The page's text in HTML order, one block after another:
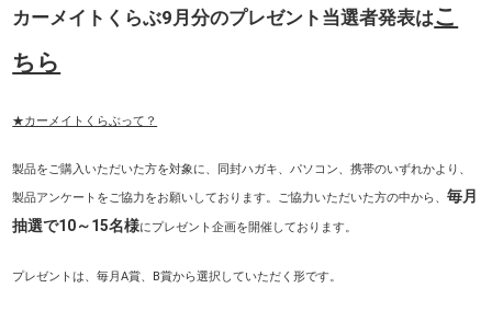
カーメイトくらぶ9月分のプレゼント当選者発表はこ
ちら
★カーメイトくらぶって？
製品をご購入いただいた方を対象に、同封ハガキ、パソコン、携帯のいずれかより、
製品アンケートをご協力をお願いしております。ご協力いただいた方の中から、毎月
抽選で10～15名様にプレゼント企画を開催しております。
プレゼントは、毎月A賞、B賞から選択していただく形です。